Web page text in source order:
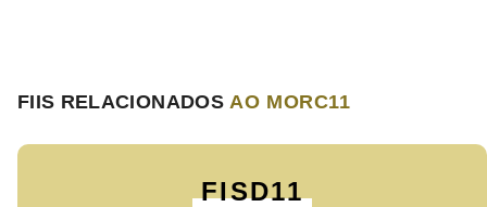
FIIS RELACIONADOSAO MORC11
FISD11